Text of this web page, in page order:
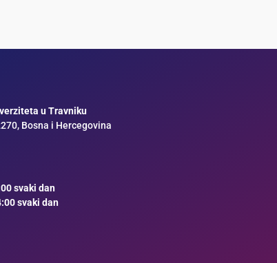
u Travniku
Bosna i Hercegovina
svaki dan
svaki dan